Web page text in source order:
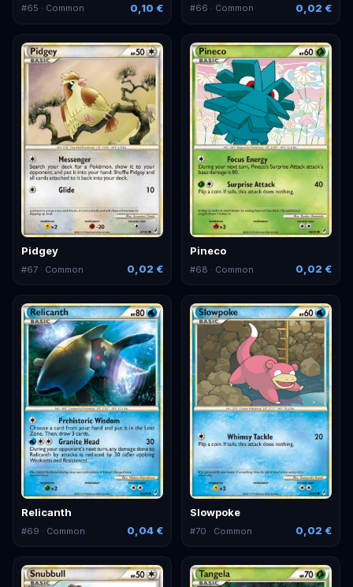
#65 · Common 0,10 € #66 · Common 0,02 €
Pidgey
#67 · Common 0,02 €
Pineco
#68 · Common 0,02 €
Relicanth
#69 · Common 0,04 €
Slowpoke
#70 · Common 0,02 €